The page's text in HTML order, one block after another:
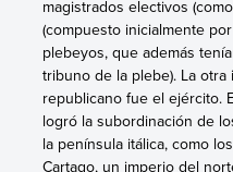
magistrados electivos
(compuesto inicialmente
plebeyos, que además
tribuno de la plebe). La
republicano fue el ejército.
logró la subordinación de
la península itálica, como
Cartago, un imperio del